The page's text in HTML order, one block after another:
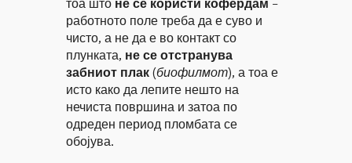
тоа што не се користи кофердам –
работното поле треба да е суво и
чисто, а не да е во контакт со
плунката, не се отстранува
забниот плак (биофилмот), а тоа е
исто како да лепите нешто на
нечиста површина и затоа по
одреден период пломбата се
обојува.